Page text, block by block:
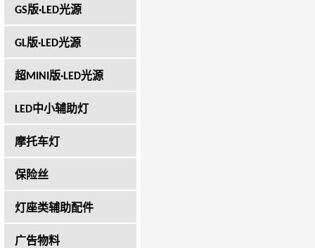
GS版·LED光源
GL版·LED光源
超MINI版·LED光源
LED中小辅助灯
摩托车灯
保险丝
灯座类辅助配件
广告物料